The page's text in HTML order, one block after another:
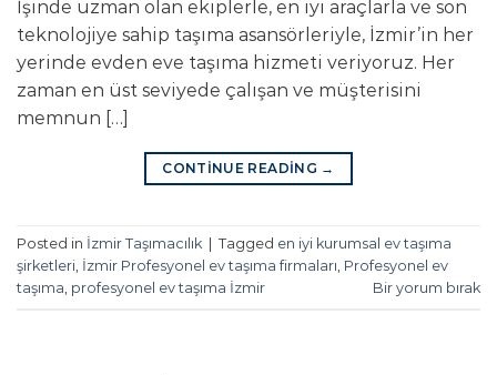
İşinde uzman olan ekiplerle, en iyi araçlarla ve son
teknolojiye sahip taşıma asansörleriyle, İzmir’in her
yerinde evden eve taşıma hizmeti veriyoruz. Her
zaman en üst seviyede çalışan ve müşterisini
memnun […]
CONTINUE READING →
Posted in İzmir Taşımacılık Tagged en iyi kurumsal ev taşıma
şirketleri İzmir Profesyonel ev taşıma firmaları Profesyonel ev
taşıma profesyonel ev taşıma İzmir Bir yorum bırak